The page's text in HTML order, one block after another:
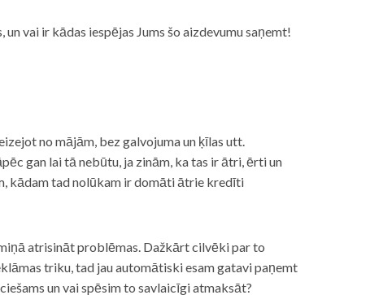
vai ir kādas iespējas Jums šo aizdevumu saņemt!
no mājām, bez galvojuma un ķīlas utt.
gan lai tā nebūtu, ja zinām, ka tas ir ātri, ērti un
kādam tad nolūkam ir domāti ātrie kredīti
atrisināt problēmas. Dažkārt cilvēki par to
triku, tad jau automātiski esam gatavi paņemt
un vai spēsim to savlaicīgi atmaksāt?